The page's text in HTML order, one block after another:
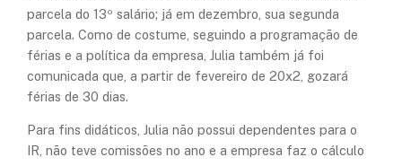
parcela do 13º salário; já em dezembro, sua segunda
parcela. Como de costume, seguindo a programação de
férias e a política da empresa, Julia também já foi
comunicada que, a partir de fevereiro de 20x2, gozará
férias de 30 dias.
Para fins didáticos, Julia não possui dependentes para o
IR, não teve comissões no ano e a empresa faz o cálculo